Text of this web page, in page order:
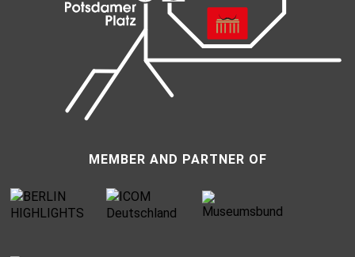
MEMBER AND PARTNER OF